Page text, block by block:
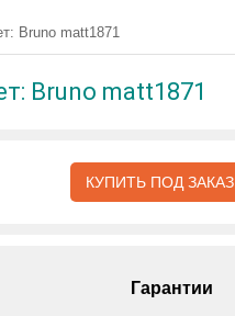
Bruno matt1871
Bruno matt1871
КУПИТЬ ПОД ЗАКАЗ
Гарантии